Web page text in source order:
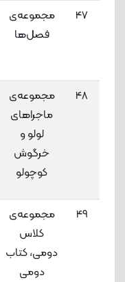
47
مجموعه‌ی
فصل‌ها
48
مجموعه‌ی
ماجراهای
لولو و
خرگوش
کوچولو
49
مجموعه‌‌ی
کلاس
دومی، کتاب
دومی